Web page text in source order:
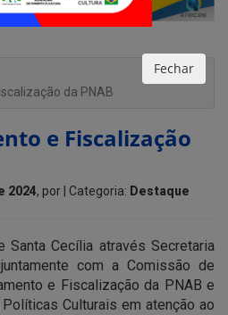
da PNAB
e Fiscalização
2024, por | Categoria: Destaque
Santa Cecília através Secretaria
com a Comissão de
e Fiscalização da PNAB e
Culturais em atenção ao
Fechar